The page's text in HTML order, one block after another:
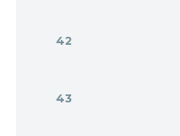
42
43